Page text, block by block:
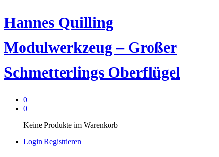
Hannes Quilling
Modulwerkzeug – Großer
Schmetterlings Oberflügel
0
0
Keine Produkte im Warenkorb
Login Registrieren